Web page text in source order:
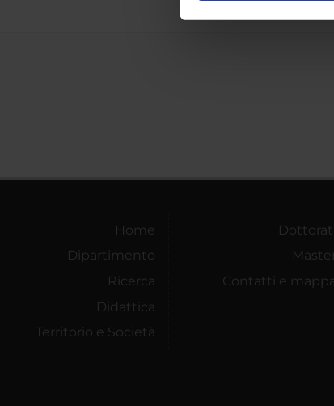
Home
Dipartimento
Ricerca
Didattica
Territorio e Società
Dottorati
Contatti e